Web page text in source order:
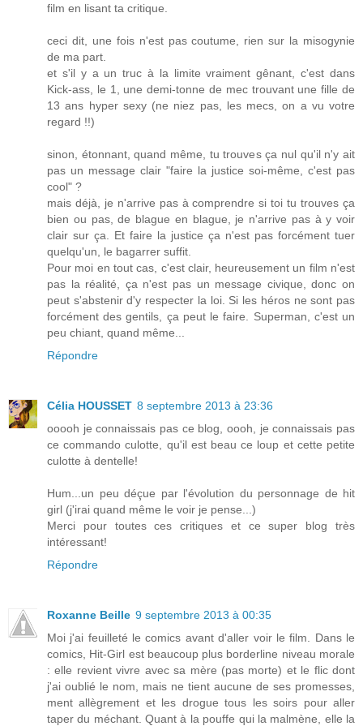
film en lisant ta critique.
ceci dit, une fois n'est pas coutume, rien sur la misogynie
de ma part.
et s'il y a un truc à la limite vraiment gênant, c'est dans
Kick-ass, le 1, une demi-tonne de mec trouvant une fille de
13 ans hyper sexy (ne niez pas, les mecs, on a vu votre
regard !!)
sinon, étonnant, quand même, tu trouves ça nul qu'il n'y ait
pas un message clair "faire la justice soi-même, c'est pas
cool" ?
mais déjà, je n'arrive pas à comprendre si toi tu trouves ça
bien ou pas, de blague en blague, je n'arrive pas à y voir
clair sur ça. Et faire la justice ça n'est pas forcément tuer
quelqu'un, le bagarrer suffit.
Pour moi en tout cas, c'est clair, heureusement un film n'est
pas la réalité, ça n'est pas un message civique, donc on
peut s'abstenir d'y respecter la loi. Si les héros ne sont pas
forcément des gentils, ça peut le faire. Superman, c'est un
peu chiant, quand même...
Répondre
Célia HOUSSET 8 septembre 2013 à 23:36
ooooh je connaissais pas ce blog, oooh, je connaissais pas
ce commando culotte, qu'il est beau ce loup et cette petite
culotte à dentelle!
Hum...un peu déçue par l'évolution du personnage de hit
girl (j'irai quand même le voir je pense...)
Merci pour toutes ces critiques et ce super blog très
intéressant!
Répondre
Roxanne Beille 9 septembre 2013 à 00:35
Moi j'ai feuilleté le comics avant d'aller voir le film. Dans le
comics, Hit-Girl est beaucoup plus borderline niveau morale
: elle revient vivre avec sa mère (pas morte) et le flic dont
j'ai oublié le nom, mais ne tient aucune de ses promesses,
ment allègrement et les drogue tous les soirs pour aller
taper du méchant. Quant à la pouffe qui la malmène, elle la